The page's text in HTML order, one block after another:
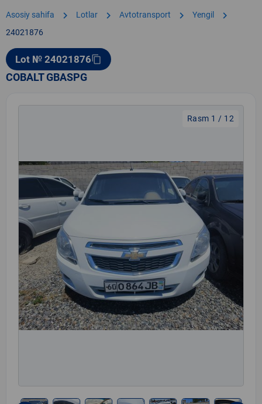
Asosiy sahifa chevron_right Lotlar chevron_right Avtotransport chevron_right Yengil chevron_right
24021876
Lot № 24021876content_copy
COBALT GBASPG
Rasm 1 / 12